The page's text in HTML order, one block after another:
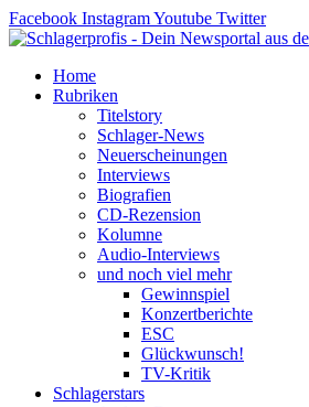
Zum
Inhalt
Facebook InstagramYoutube Twitter
Home
Rubriken
Titelstory
Schlager-News
Neuerscheinungen
Interviews
Biografien
CD-Rezension
Kolumne
Audio-Interviews
und noch viel mehr
Gewinnspiel
Konzertberichte
ESC
Glückwunsch!
TV-Kritik
Schlagerstars